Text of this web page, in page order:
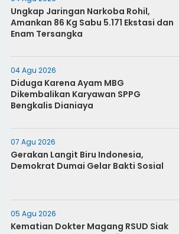
Ungkap Jaringan Narkoba Rohil,
Amankan 86 Kg Sabu 5.171 Ekstasi dan
Enam Tersangka
04 Agu 2026
Diduga Karena Ayam MBG
Dikembalikan Karyawan SPPG
Bengkalis Dianiaya
07 Agu 2026
Gerakan Langit Biru Indonesia,
Demokrat Dumai Gelar Bakti Sosial
05 Agu 2026
Kematian Dokter Magang RSUD Siak